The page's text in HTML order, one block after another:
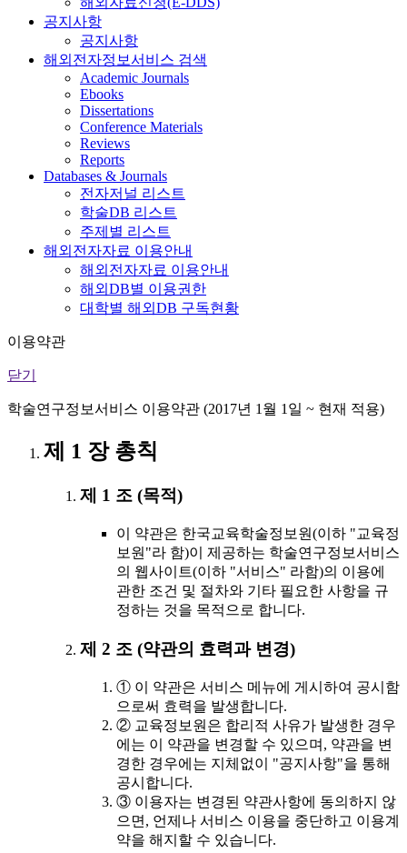
공지사항
공지사항
해외전자정보서비스 검색
Academic Journals
Ebooks
Dissertations
Conference Materials
Reviews
Reports
Databases & Journals
전자저널 리스트
학술DB 리스트
주제별 리스트
해외전자자료 이용안내
해외전자자료 이용안내
해외DB별 이용권한
대학별 해외DB 구독현황
이용약관
닫기
학술연구정보서비스 이용약관 (2017년 1월 1일 ~ 현재 적용)
제 1 장 총칙
제 1 조 (목적)
이 약관은 한국교육학술정보원(이하 "교육정
보원"라 함)이 제공하는 학술연구정보서비스
의 웹사이트(이하 "서비스" 라함)의 이용에
관한 조건 및 절차와 기타 필요한 사항을 규
정하는 것을 목적으로 합니다.
제 2 조 (약관의 효력과 변경)
① 이 약관은 서비스 메뉴에 게시하여 공시함
으로써 효력을 발생합니다.
② 교육정보원은 합리적 사유가 발생한 경우
에는 이 약관을 변경할 수 있으며, 약관을 변
경한 경우에는 지체없이 "공지사항"을 통해
공시합니다.
③ 이용자는 변경된 약관사항에 동의하지 않
으면, 언제나 서비스 이용을 중단하고 이용계
약을 해지할 수 있습니다.